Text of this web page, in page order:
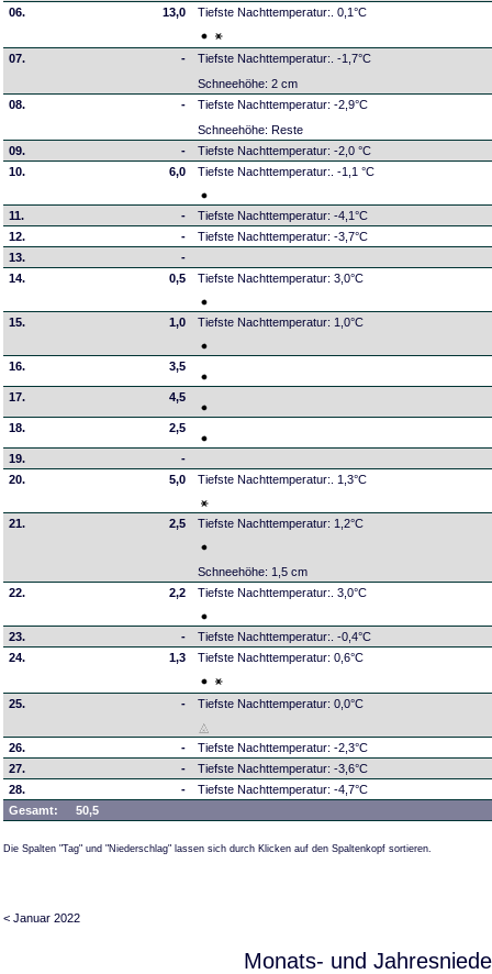
06.
13,0 Tiefste Nachttemperatur:. 0,1°C
07. -
Tiefste Nachttemperatur:. -1,7°C
Schneehöhe: 2 cm
08.
-
Tiefste Nachttemperatur: -2,9°C
Schneehöhe: Reste
09.
-
Tiefste Nachttemperatur: -2,0 °C
10.
6,0 Tiefste Nachttemperatur:. -1,1 °C
11. -
Tiefste Nachttemperatur: -4,1°C
12.
-
Tiefste Nachttemperatur: -3,7°C
13.
-
14.
0,5 Tiefste Nachttemperatur: 3,0°C
15. 1,0 Tiefste Nachttemperatur: 1,0°C
16. 3,5
17. 4,5
18. 2,5
19.
-
20.
5,0 Tiefste Nachttemperatur:. 1,3°C
21. 2,5 Tiefste Nachttemperatur: 1,2°C
Schneehöhe: 1,5 cm
22.
2,2 Tiefste Nachttemperatur:. 3,0°C
23. -
Tiefste Nachttemperatur:. -0,4°C
24.
1,3 Tiefste Nachttemperatur: 0,6°C
25. - Tiefste Nachttemperatur: 0,0°C
26. -
Tiefste Nachttemperatur: -2,3°C
27.
-
Tiefste Nachttemperatur: -3,6°C
28.
-
Tiefste Nachttemperatur: -4,7°C
Gesamt:
50,5
Die Spalten "Tag" und "Niederschlag" lassen sich durch Klicken auf den Spaltenkopf sortieren.
< Januar 2022
Monats- und